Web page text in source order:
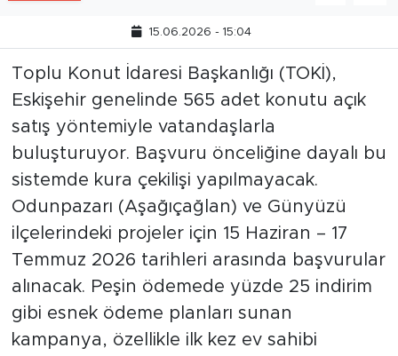
15.06.2026 - 15:04
Toplu Konut İdaresi Başkanlığı (TOKİ),
Eskişehir genelinde 565 adet konutu açık
satış yöntemiyle vatandaşlarla
buluşturuyor. Başvuru önceliğine dayalı bu
sistemde kura çekilişi yapılmayacak.
Odunpazarı (Aşağıçağlan) ve Günyüzü
ilçelerindeki projeler için 15 Haziran – 17
Temmuz 2026 tarihleri arasında başvurular
alınacak. Peşin ödemede yüzde 25 indirim
gibi esnek ödeme planları sunan
kampanya, özellikle ilk kez ev sahibi